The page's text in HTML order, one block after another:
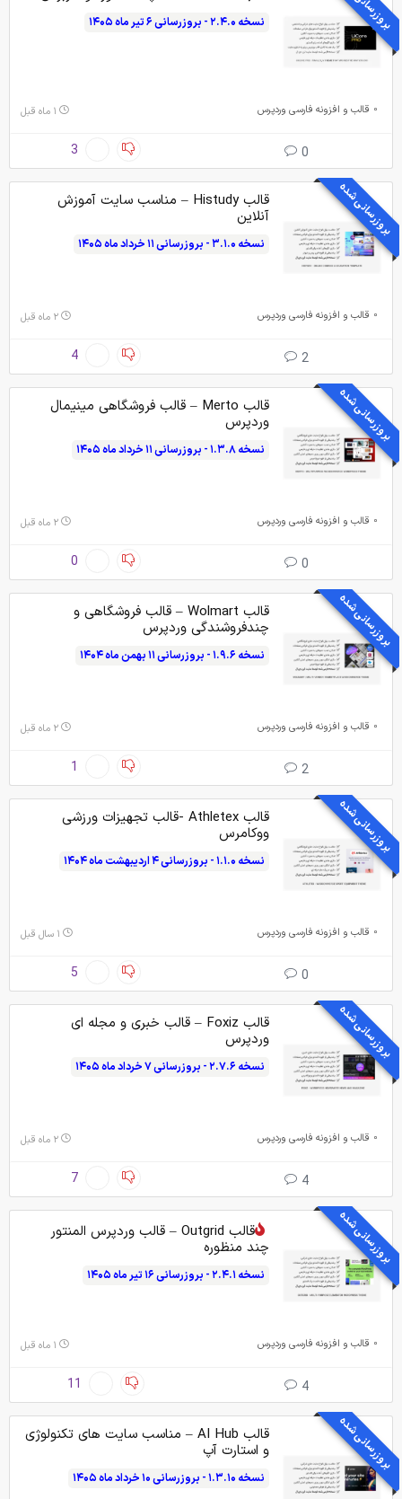
نسخه ۲.۴.۰ - بروزرسانی ۶ تیر ماه ۱۴۰۵
قالب و افزونه فارسی وردپرس ۱ ماه قبل
3 0
بروزرسانی شده قالب Histudy – مناسب سایت آموزش
آنلاین
نسخه ۳.۱.۰ - بروزرسانی ۱۱ خرداد ماه ۱۴۰۵
قالب و افزونه فارسی وردپرس ۲ ماه قبل
4 2
بروزرسانی شده قالب Merto – قالب فروشگاهی مینیمال
وردپرس
نسخه ۱.۳.۸ - بروزرسانی ۱۱ خرداد ماه ۱۴۰۵
قالب و افزونه فارسی وردپرس ۲ ماه قبل
0 0
بروزرسانی شده قالب Wolmart – قالب فروشگاهی و
چندفروشندگی وردپرس
نسخه ۱.۹.۶ - بروزرسانی ۱۱ بهمن ماه ۱۴۰۴
قالب و افزونه فارسی وردپرس ۲ ماه قبل
1 2
بروزرسانی شده قالب Athletex -قالب تجهیزات ورزشی
ووکامرس
نسخه ۱.۱.۰ - بروزرسانی ۴ اردیبهشت ماه ۱۴۰۴
قالب و افزونه فارسی وردپرس ۱ سال قبل
5 0
بروزرسانی شده قالب Foxiz – قالب خبری و مجله ای
وردپرس
نسخه ۲.۷.۶ - بروزرسانی ۷ خرداد ماه ۱۴۰۵
قالب و افزونه فارسی وردپرس ۲ ماه قبل
7 4
بروزرسانی شده قالب Outgrid – قالب وردپرس المنتور
چند منظوره
نسخه ۲.۴.۱ - بروزرسانی ۱۶ تیر ماه ۱۴۰۵
قالب و افزونه فارسی وردپرس ۱ ماه قبل
11 4
بروزرسانی شده قالب AI Hub – مناسب سایت های تکنولوژی
و استارت آپ
نسخه ۱.۳.۱۰ - بروزرسانی ۱۰ خرداد ماه ۱۴۰۵